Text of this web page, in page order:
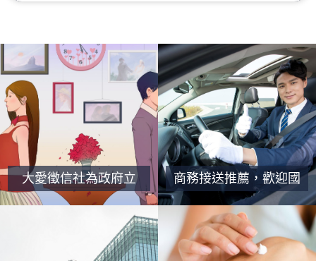
大愛徵信社為政府立
案、合法經營
商務接送推薦，歡迎國
外朋友來台灣遊玩時候
包車